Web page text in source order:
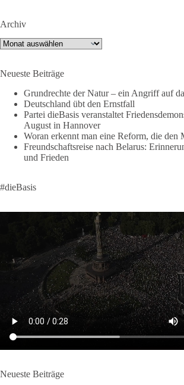
Verteidigungsbündnis der Welt und ein Garant
Die Gipfelerklärung liest sich jedoch wie ein
Neue Milliardenhilfen für die Ukraine, neue
für Europa, gigantische Rüstungsdeals, Ausbau
Verteidigungsindustrie, Modernisierung der
klares Bekenntnis zur militärischen
die Forderung, der Iran dürfe keine Kernwaffe
Und wo war der Austausch über eine
🟩🟩🟦🟦🟥🟥🟧🟧
dieBasis fordert als einzige Partei in
aus der NATO. Ein Gipfel, der mehr nach
nach Friedenspolitik klingt, wird niemals
ob nun in Deutschland oder weltweit.
Quelle: https://www.tagesschau.de/ausland/
erklaerung-ankara-100.html
#dieBasis #NATO #Gipfeltreffen #Frieden
Archiv
Archiv
Neueste Beiträge
Grundrechte der Natur – ein Angriff auf
Deutschland übt den Ernstfall
Partei dieBasis veranstaltet
August in Hannover
Woran erkennt man eine Reform, die den
Freundschaftsreise nach Belarus:
und Frieden
#dieBasis
Neueste Beiträge